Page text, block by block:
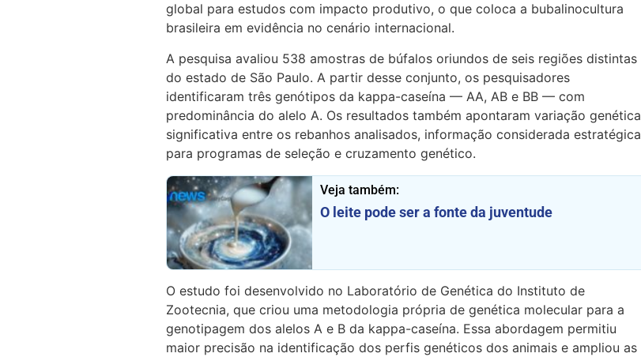
global para estudos com impacto produtivo, o que coloca a bubalinocultura
brasileira em evidência no cenário internacional.
A pesquisa avaliou 538 amostras de búfalos oriundos de seis regiões distintas
do estado de São Paulo. A partir desse conjunto, os pesquisadores
identificaram três genótipos da kappa-caseína — AA, AB e BB — com
predominância do alelo A. Os resultados também apontaram variação genética
significativa entre os rebanhos analisados, informação considerada estratégica
para programas de seleção e cruzamento genético.
Veja também:
O leite pode ser a fonte da juventude
O estudo foi desenvolvido no Laboratório de Genética do Instituto de
Zootecnia, que criou uma metodologia própria de genética molecular para a
genotipagem dos alelos A e B da kappa-caseína. Essa abordagem permitiu
maior precisão na identificação dos perfis genéticos dos animais e ampliou as